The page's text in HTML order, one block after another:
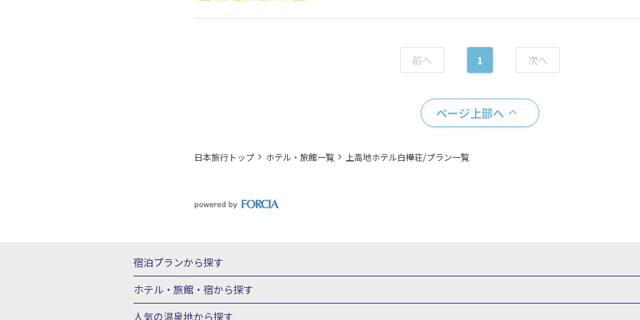
1
ページ上部へ
日本旅行トップ ホテル・旅館一覧 上高地ホテル白樺荘/プラン一覧
宿泊プランから探す
北海道
東北 青森県
栃木県
群馬県 北陸 富山県 石川県 福井県 甲信越 山梨県 新潟県 長野県 東海 静岡県
ホテル・旅館・宿から探す
北海道ホテル・旅館
人気の温泉地から探す